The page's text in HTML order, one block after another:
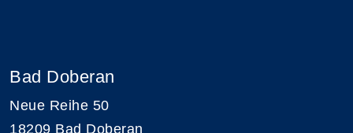
Bad Doberan
Neue Reihe 50
18209 Bad Doberan